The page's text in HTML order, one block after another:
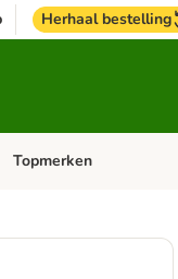
Herhaal bestelling
Vogel
Open categorie menu: Paard
Topmerken